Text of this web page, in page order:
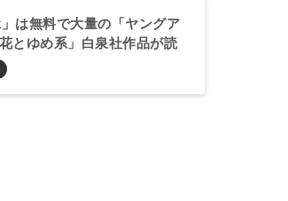
は無料で大量の「ヤングア
とゆめ系」白泉社作品が読